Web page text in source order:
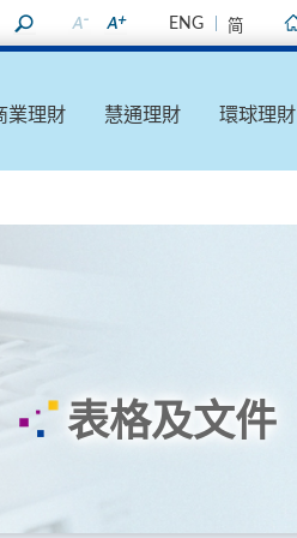
ENG 简
業理財 慧通理財 環球理財
表格及文件